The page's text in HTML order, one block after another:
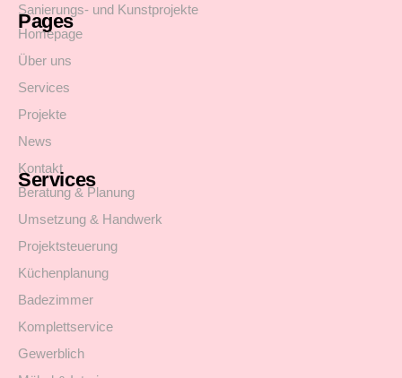
Sanierungs- und Kunstprojekte
Pages
Homepage
Über uns
Services
Projekte
News
Kontakt
Services
Beratung & Planung
Umsetzung & Handwerk
Projektsteuerung
Küchenplanung
Badezimmer
Komplettservice
Gewerblich